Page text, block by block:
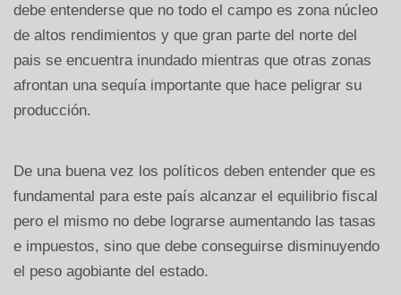
debe entenderse que no todo el campo es zona núcleo
de altos rendimientos y que gran parte del norte del
pais se encuentra inundado mientras que otras zonas
afrontan una sequía importante que hace peligrar su
producción.
De una buena vez los políticos deben entender que es
fundamental para este país alcanzar el equilibrio fiscal
pero el mismo no debe lograrse aumentando las tasas
e impuestos, sino que debe conseguirse disminuyendo
el peso agobiante del estado.